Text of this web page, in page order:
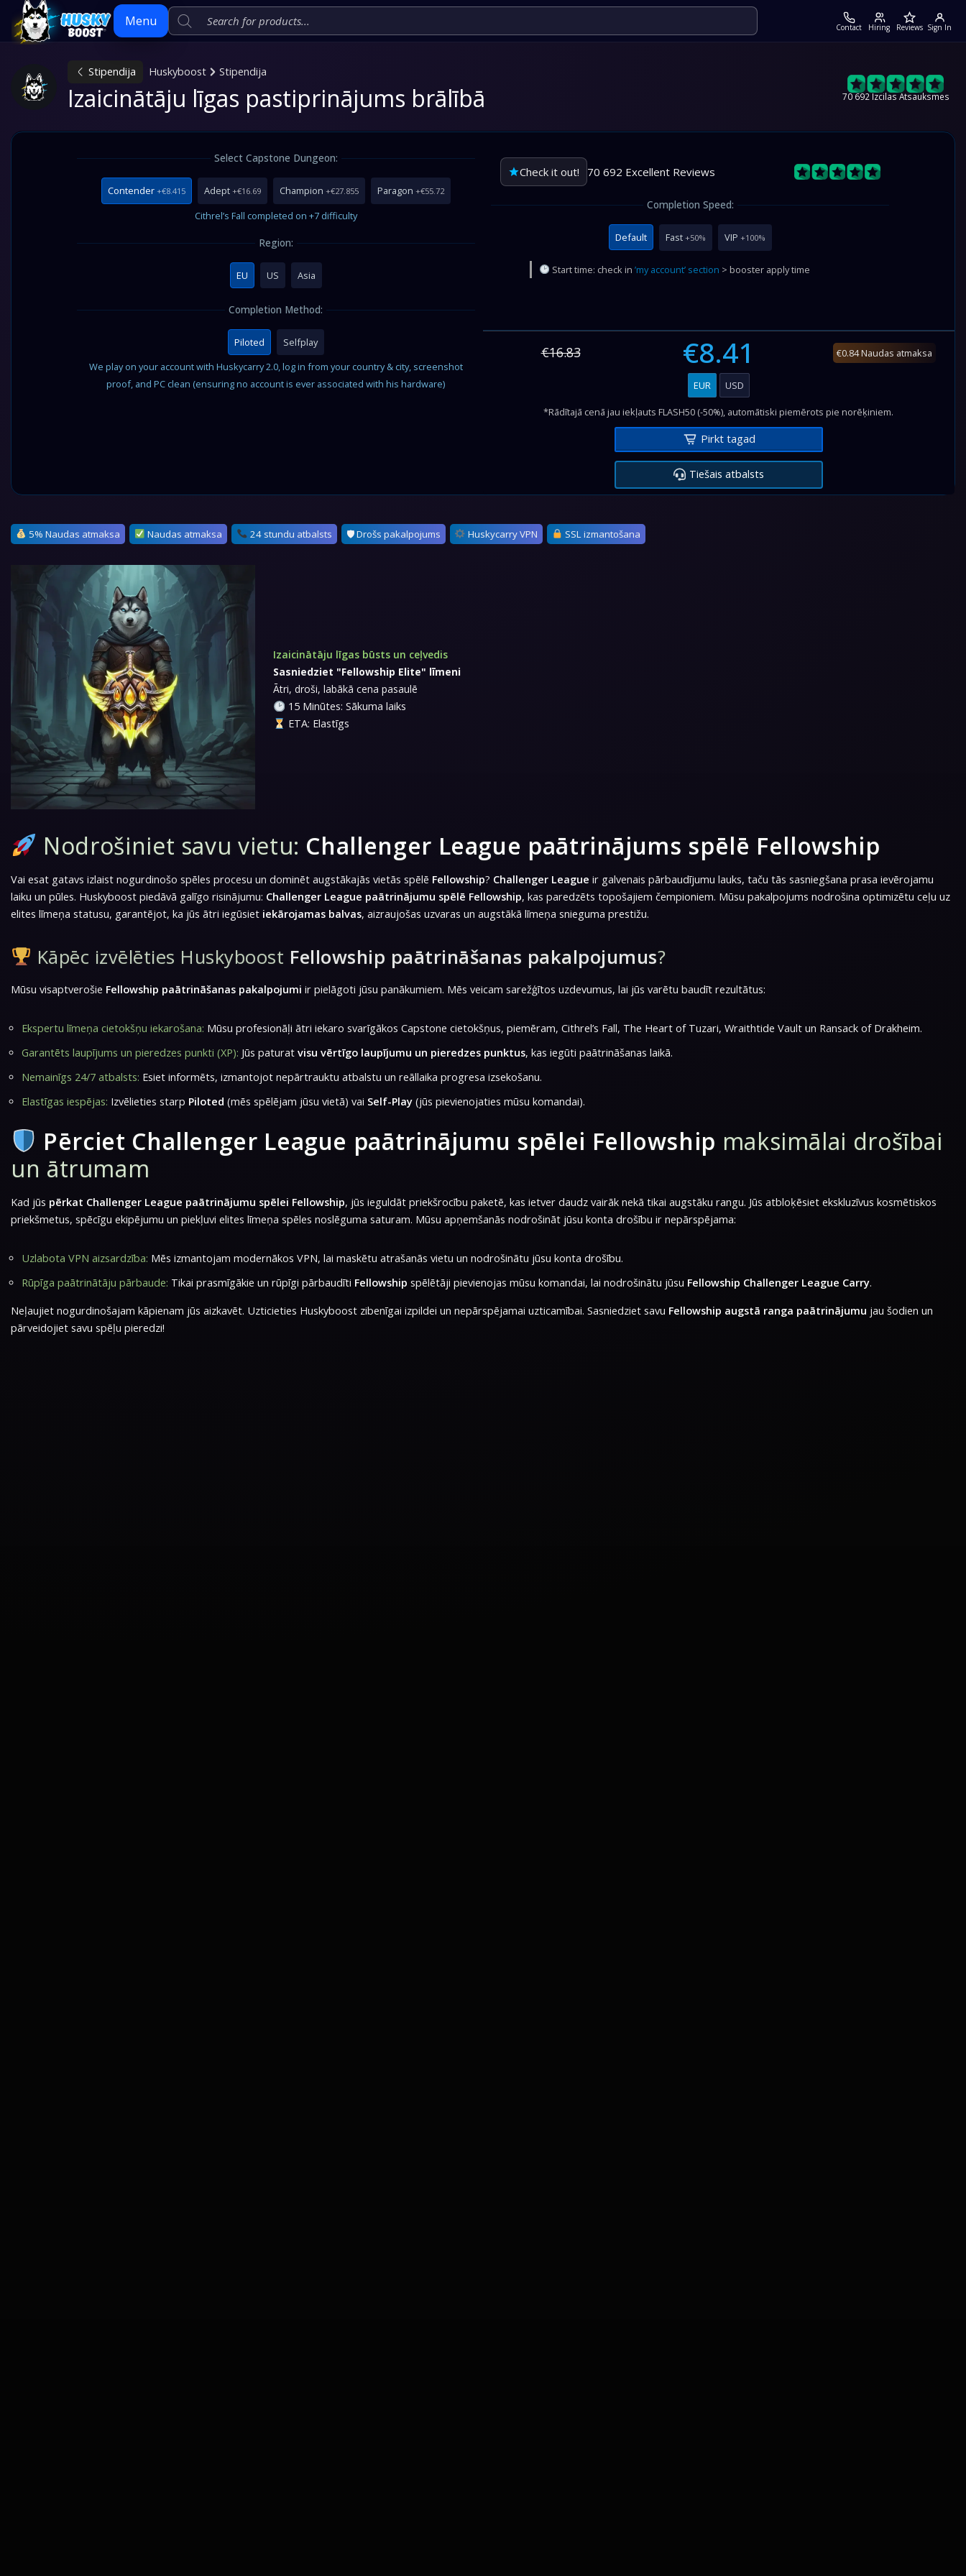
Menu Contact Hiring Reviews Sign In
Skip
Stipendija Huskyboost Stipendija
Izaicinātāju līgas pastiprinājums brālībā 70 692 Izcilas Atsauksmes
Select Capstone Dungeon:
Contender+€8.415 Adept+€16.69 Champion +€27.855 Paragon +€55.72
Cithrel’s Fall completed on +7 difficulty
Region:
EU US Asia
Completion Method:
Piloted
Selfplay
We play on your account with Huskycarry 2.0, log in from your country & city, screenshot
proof, and PC clean (ensuring no account is ever associated with his hardware)
Check it out! 70 692 Excellent Reviews
Completion Speed:
Default Fast+50% VIP +100%
Start time: check in ’my account’ section > booster apply time
€16.83 €8.41 €0.84 Naudas atmaksa
EUR USD
*Rādītajā cenā jau iekļauts FLASH50 (-50%), automātiski piemērots pie norēķiniem.
Pirkt tagad
Tiešais atbalsts
5% Naudas atmaksa Naudas atmaksa 24 stundu atbalsts 🛡 Drošs pakalpojums Huskycarry VPN SSL izmantošana
Izaicinātāju līgas būsts un ceļvedis
Sasniedziet "Fellowship Elite" līmeni
Ātri, droši, labākā cena pasaulē
15 Minūtes: Sākuma laiks
ETA: Elastīgs
Nodrošiniet savu vietu: Challenger League paātrinājums spēlē Fellowship
Vai esat gatavs izlaist nogurdinošo spēles procesu un dominēt augstākajās vietās spēlē Fellowship? Challenger League ir galvenais pārbaudījumu lauks, taču tās sasniegšana prasa ievērojamu
laiku un pūles. Huskyboost piedāvā galīgo risinājumu: Challenger League paātrinājumu spēlē Fellowship, kas paredzēts topošajiem čempioniem. Mūsu pakalpojums nodrošina optimizētu ceļu uz
elites līmeņa statusu, garantējot, ka jūs ātri iegūsiet iekārojamas balvas, aizraujošas uzvaras un augstākā līmeņa snieguma prestižu.
Kāpēc izvēlēties Huskyboost Fellowship paātrināšanas pakalpojumus?
Mūsu visaptverošie Fellowship paātrināšanas pakalpojumi ir pielāgoti jūsu panākumiem. Mēs veicam sarežģītos uzdevumus, lai jūs varētu baudīt rezultātus:
Ekspertu līmeņa cietokšņu iekarošana: Mūsu profesionāļi ātri iekaro svarīgākos Capstone cietokšņus, piemēram, Cithrel’s Fall, The Heart of Tuzari, Wraithtide Vault un Ransack of Drakheim.
Garantēts laupījums un pieredzes punkti (XP): Jūs paturat visu vērtīgo laupījumu un pieredzes punktus, kas iegūti paātrināšanas laikā.
Nemainīgs 24/7 atbalsts: Esiet informēts, izmantojot nepārtrauktu atbalstu un reāllaika progresa izsekošanu.
Elastīgas iespējas: Izvēlieties starp Piloted (mēs spēlējam jūsu vietā) vai Self-Play (jūs pievienojaties mūsu komandai).
Pērciet Challenger League paātrinājumu spēlei Fellowship maksimālai drošībai
un ātrumam
Kad jūs pērkat Challenger League paātrinājumu spēlei Fellowship, jūs ieguldāt priekšrocību paketē, kas ietver daudz vairāk nekā tikai augstāku rangu. Jūs atbloķēsiet ekskluzīvus kosmētiskos
priekšmetus, spēcīgu ekipējumu un piekļuvi elites līmeņa spēles noslēguma saturam. Mūsu apņemšanās nodrošināt jūsu konta drošību ir nepārspējama:
Uzlabota VPN aizsardzība: Mēs izmantojam modernākos VPN, lai maskētu atrašanās vietu un nodrošinātu jūsu konta drošību.
Rūpīga paātrinātāju pārbaude: Tikai prasmīgākie un rūpīgi pārbaudīti Fellowship spēlētāji pievienojas mūsu komandai, lai nodrošinātu jūsu Fellowship Challenger League Carry.
Neļaujiet nogurdinošajam kāpienam jūs aizkavēt. Uzticieties Huskyboost zibenīgai izpildei un nepārspējamai uzticamībai. Sasniedziet savu Fellowship augstā ranga paātrinājumu jau šodien un
pārveidojiet savu spēļu pieredzi!